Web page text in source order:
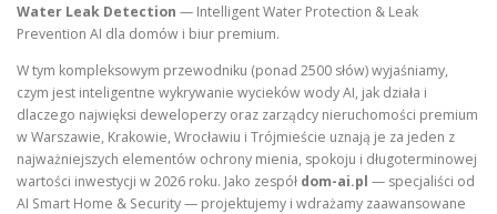
Water Leak Detection — Intelligent Water Protection & Leak
Prevention AI dla domów i biur premium.
W tym kompleksowym przewodniku (ponad 2500 słów) wyjaśniamy,
czym jest inteligentne wykrywanie wycieków wody AI, jak działa i
dlaczego najwięksi deweloperzy oraz zarządcy nieruchomości premium
w Warszawie, Krakowie, Wrocławiu i Trójmieście uznają je za jeden z
najważniejszych elementów ochrony mienia, spokoju i długoterminowej
wartości inwestycji w 2026 roku. Jako zespół dom-ai.pl — specjaliści od
AI Smart Home & Security — projektujemy i wdrażamy zaawansowane